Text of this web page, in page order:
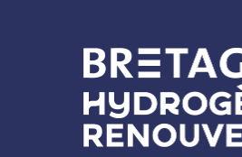
contenu